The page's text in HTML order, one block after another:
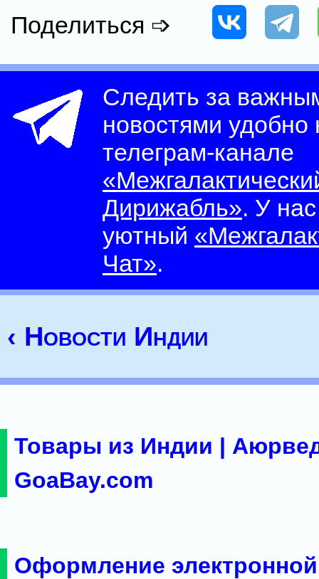
Поделиться ➩
Следить за
новостями
телеграм-канале
Дирижабль». У
уютный
Чат».
‹ Новости Индии
Товары из Индии |
GoaBay.com
Оформление электронной